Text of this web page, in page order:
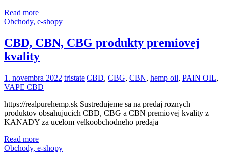
Read more
Obchody, e-shopy
CBD, CBN, CBG produkty premiovej
kvality
1. novembra 2022 tristate CBD, CBG, CBN, hemp oil, PAIN OIL,
VAPE CBD
https://realpurehemp.sk Sustredujeme sa na predaj roznych
produktov obsahujucich CBD, CBG a CBN premiovej kvality z
KANADY za ucelom velkoobchodneho predaja
Read more
Obchody, e-shopy